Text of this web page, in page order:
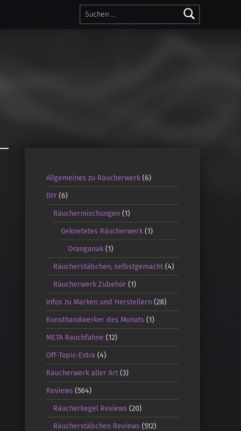
Suchen nach:
Allgemeines zu Räucherwerk(6)
DIY(6)
Räuchermischungen (1)
Geknetetes Räucherwerk(1)
Oranganak (1)
Räucherstäbchen, selbstgemacht (4)
Räucherwerk Zubehör (1)
Infos zu Marken und Herstellern(28)
Kunsthandwerker des Monats(1)
META Rauchfahne (12)
Off-Topic-Extra (4)
Räucherwerk aller Art(3)
Reviews(564)
Räucherkegel Reviews (20)
Räucherstäbchen Reviews (512)